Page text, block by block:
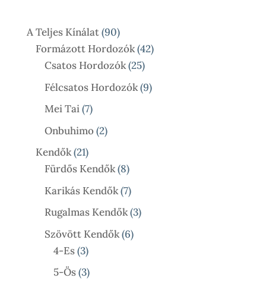
A Teljes Kínálat 9090
Termék
Formázott Hordozók 4242
Csatos Hordozók 2525
Termék
Félcsatos Hordozók 99
Mei Tai 77
Termék
Onbuhimo 22
Kendők 2121
Termék
Fürdős Kendők 88
Termék
Karikás Kendők 77
Termék
Rugalmas Kendők 33
Szövött Kendők 66
4-Es 33
Termék
5-Ös 33